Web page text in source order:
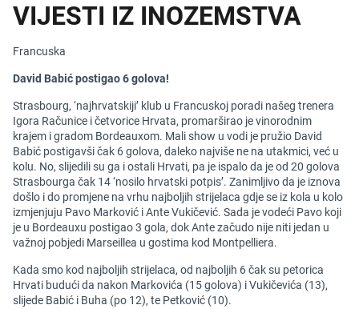
VIJESTI IZ INOZEMSTVA
Francuska
David Babić postigao 6 golova!
Strasbourg, ‘najhrvatskiji’ klub u Francuskoj poradi našeg trenera
Igora Računice i četvorice Hrvata, promarširao je vinorodnim
krajem i gradom Bordeauxom. Mali show u vodi je pružio David
Babić postigavši čak 6 golova, daleko najviše ne na utakmici, već u
kolu. No, slijedili su ga i ostali Hrvati, pa je ispalo da je od 20 golova
Strasbourga čak 14 ‘nosilo hrvatski potpis’. Zanimljivo da je iznova
došlo i do promjene na vrhu najboljih strijelaca gdje se iz kola u kolo
izmjenjuju Pavo Marković i Ante Vukičević. Sada je vodeći Pavo koji
je u Bordeauxu postigao 3 gola, dok Ante začudo nije niti jedan u
važnoj pobjedi Marseillea u gostima kod Montpelliera.
Kada smo kod najboljih strijelaca, od najboljih 6 čak su petorica
Hrvati budući da nakon Markovića (15 golova) i Vukičevića (13),
slijede Babić i Buha (po 12), te Petković (10).